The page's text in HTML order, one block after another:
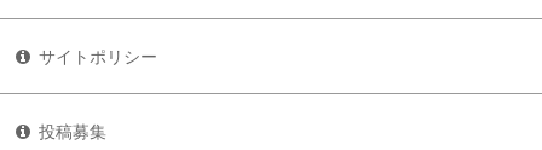
サイトポリシー
投稿募集